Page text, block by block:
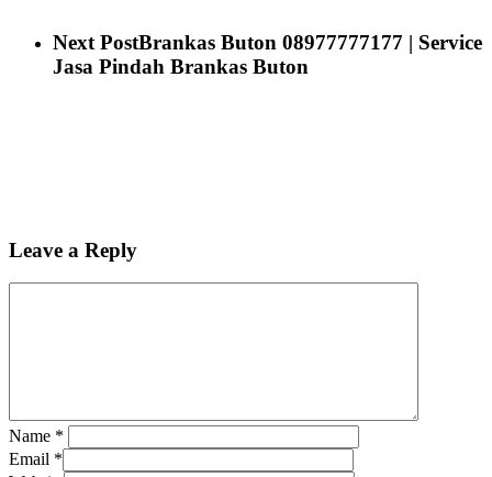
Next PostBrankas Buton 08977777177 | Service
Jasa Pindah Brankas Buton
Leave a Reply
Name *
Email *